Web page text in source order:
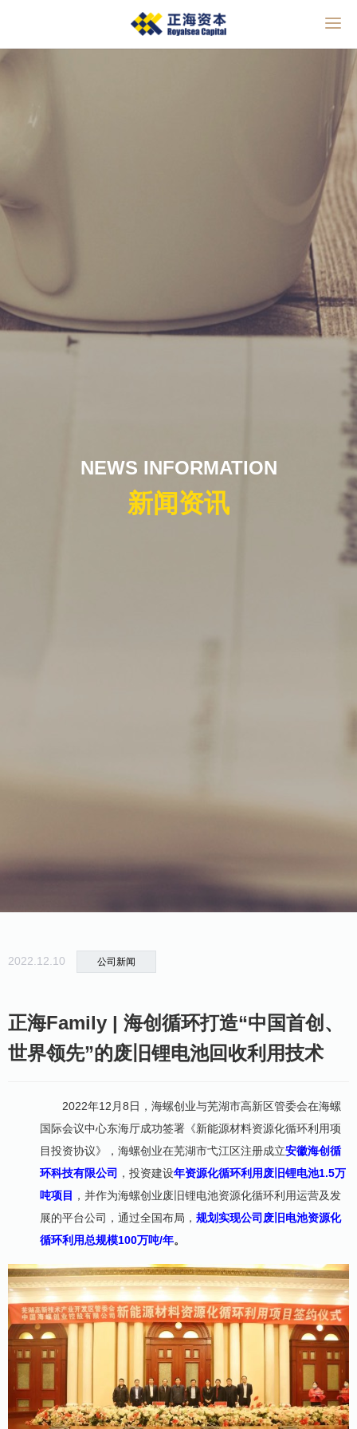
NEWS INFORMATION
新闻资讯
2022.12.10 公司新闻
正海Family | 海创循环打造“中国首创、
世界领先”的废旧锂电池回收利用技术
2022年12月8日，海螺创业与芜湖市高新区管委会在海螺
国际会议中心东海厅成功签署《新能源材料资源化循环利用项
目投资协议》，海螺创业在芜湖市弋江区注册成立安徽海创循
环科技有限公司 ，投资建设年资源化循环利用废旧锂电池1.5万
吨项目 ，并作为海螺创业废旧锂电池资源化循环利用运营及发
展的平台公司，通过全国布局， 规划实现公司废旧电池资源化
循环利用总规模100万吨/年。